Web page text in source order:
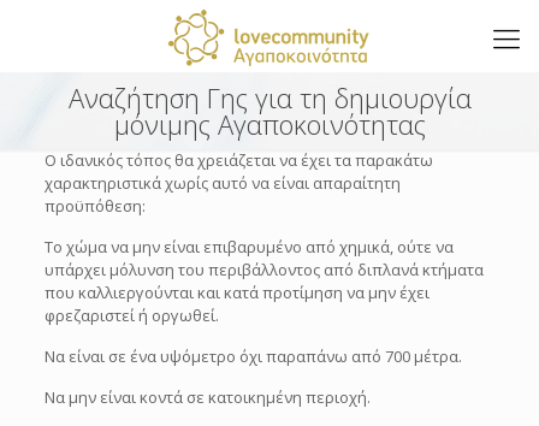
Αναζήτηση Γης για τη δημιουργία
μόνιμης Αγαποκοινότητας
Ο ιδανικός τόπος θα χρειάζεται να έχει τα παρακάτω
χαρακτηριστικά χωρίς αυτό να είναι απαραίτητη
προϋπόθεση:
Το χώμα να μην είναι επιβαρυμένο από χημικά, ούτε να
υπάρχει μόλυνση του περιβάλλοντος από διπλανά κτήματα
που καλλιεργούνται και κατά προτίμηση να μην έχει
φρεζαριστεί ή οργωθεί.
Να είναι σε ένα υψόμετρο όχι παραπάνω από 700 μέτρα.
Να μην είναι κοντά σε κατοικημένη περιοχή.